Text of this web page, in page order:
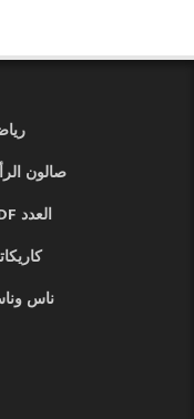
رياضة
صالون الرأي
العدد PDF
كاريكاتير
ناس وناس